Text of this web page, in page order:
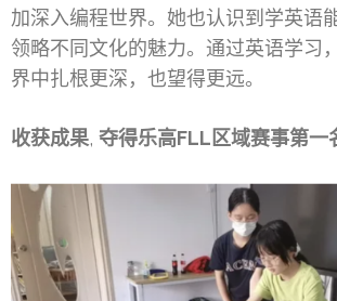
加深入编程世界。她也认识到学英语
领略不同文化的魅力。通过英语学习
界中扎根更深，也望得更远。
收获成果, 夺得乐高FLL区域赛事第一